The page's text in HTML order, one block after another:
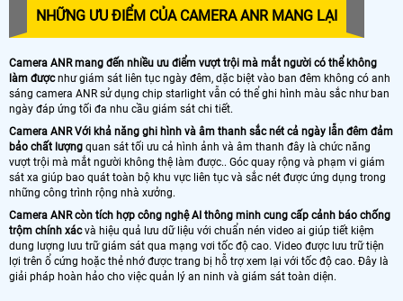
NHỮNG ƯU ĐIỂM CỦA CAMERA ANR MANG LẠI
Camera ANR mang đến nhiều ưu điểm vượt trội mà mắt người có thể không
làm đượcnhư giám sát liên tục ngày đêm, dặc biệt vào ban đêm không có anh
sáng camera ANR sử dụng chip starlight vẫn có thể ghi hình màu sắc như ban
ngày đáp ứng tối đa nhu cầu giám sát chi tiết.
Camera ANR Với khả năng ghi hình và âm thanh sắc nét cả ngày lẫn đêm đảm
bảo chất lượng quan sát tối ưu cả hình ảnh và âm thanh đây là chức năng
vượt trội mà mắt người không thệ làm được.. Góc quay rộng và phạm vi giám
sát xa giúp bao quát toàn bộ khu vực liên tục và sắc nét được ứng dụng trong
những công trình rộng nhà xưởng.
Camera ANR còn tích hợp công nghệ AI thông minh cung cấp cảnh báo chống
trộm chính xácvà hiệu quả lưu dữ liệu với chuẩn nén video ai giúp tiết kiệm
dung lượng lưu trữ giám sát qua mạng vơi tốc độ cao. Video được lưu trữ tiện
lợi trên ổ cứng hoặc thẻ nhớ được trang bị hỗ trợ xem lại với tốc độ cao. Đây là
giải pháp hoàn hảo cho việc quản lý an ninh và giám sát toàn diện.